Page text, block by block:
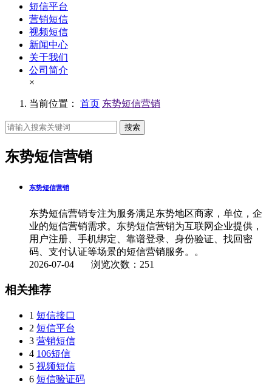
短信平台
营销短信
视频短信
新闻中心
关于我们
公司简介
×
当前位置： 首页 东势短信营销
搜索
东势短信营销
东势短信营销
东势短信营销专注为服务满足东势地区商家，单位，企
业的短信营销需求。东势短信营销为互联网企业提供，
用户注册、手机绑定、靠谱登录、身份验证、找回密
码、支付认证等场景的短信营销服务。。
2026-07-04 浏览次数：251
相关推荐
1 短信接口
2 短信平台
3 营销短信
4 106短信
5 视频短信
6 短信验证码